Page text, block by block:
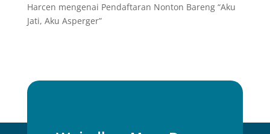
Harcen mengenai Pendaftaran Nonton Bareng “Aku
Jati, Aku Asperger”